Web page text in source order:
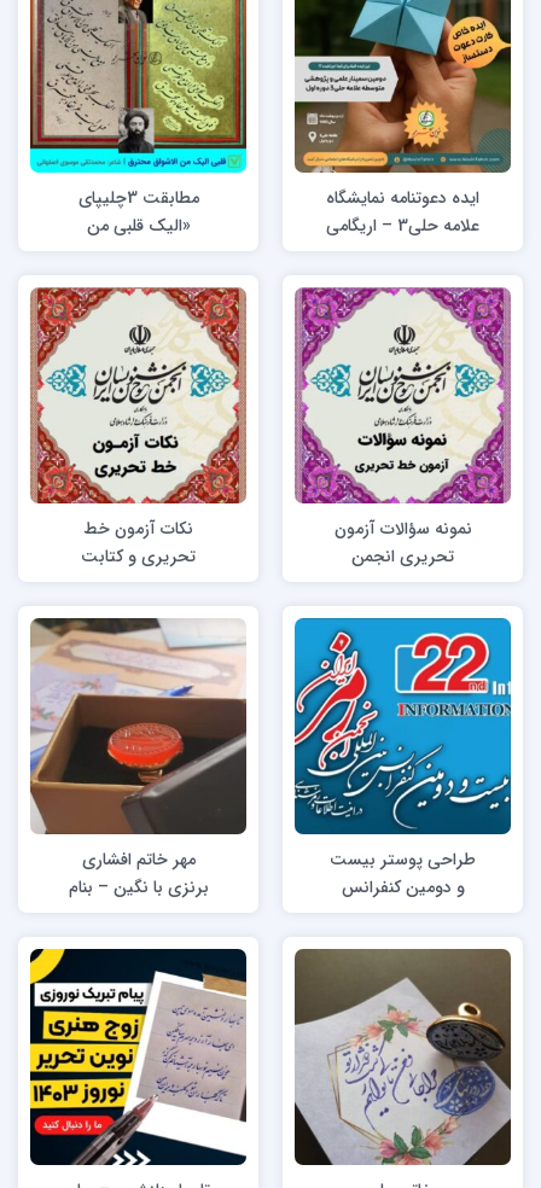
ایده دعوتنامه نمایشگاه
علامه حلی3 – اریگامی
پیپرکرفت
مطابقت 3چلیپای
«الیک قلبی من
الاشواق محترق» استاد
امیرخانی
نمونه سؤالات آزمون
تحریری انجمن
خوشنویسان ایران
نکات آزمون خط
تحریری و کتابت
خوشنویسی (انجمن
خوشنویسان ایران):
طراحی پوستر بیست
و دومین کنفرانس
بین‌المللی انجمن رمز
ایران
مهر خاتم افشاری
برنزی با نگین – بنام
مرتضی الله وردی